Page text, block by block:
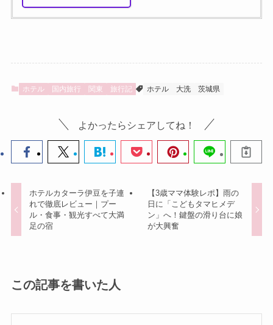
ホテル 国内旅行 関東 旅行記 ホテル 大洗 茨城県
よかったらシェアしてね！
ホテルカターラ伊豆を子連
れで徹底レビュー｜プー
ル・食事・観光すべて大満
足の宿
【3歳ママ体験レポ】雨の
日に「こどもタマヒメデ
ン」へ！鍵盤の滑り台に娘
が大興奮
この記事を書いた人